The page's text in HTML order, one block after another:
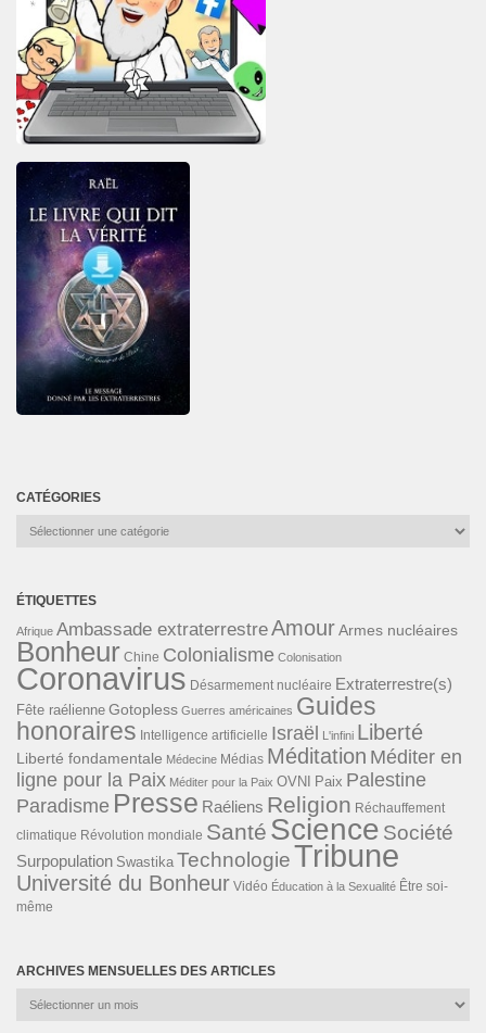
CATÉGORIES
Catégories
ÉTIQUETTES
Afrique Ambassade extraterrestreAmourArmes nucléaires
Bonheur Chine Colonialisme Colonisation
Coronavirus Désarmement nucléaire Extraterrestre(s)
Fête raélienne Gotopless Guerres américaines Guides
honoraires Intelligence artificielle Israël L'infini Liberté
Liberté fondamentale Médecine Médias Méditation Méditer en
ligne pour la Paix Méditer pour la Paix OVNI Paix Palestine
Paradisme Presse Raéliens Religion Réchauffement
climatique Révolution mondiale Santé Science Société
Surpopulation Swastika TechnologieTribune
Université du Bonheur Vidéo Éducation à la Sexualité Être soi-
même
ARCHIVES MENSUELLES DES ARTICLES
Archives